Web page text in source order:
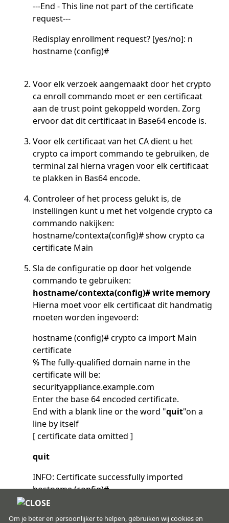
---End - This line not part of the certificate
request---
Redisplay enrollment request? [yes/no]: n
hostname (config)#
Voor elk verzoek aangemaakt door het crypto
ca enroll commando moet er een certificaat
aan de trust point gekoppeld worden. Zorg
ervoor dat dit certificaat in Base64 encode is.
Voor elk certificaat van het CA dient u het
crypto ca import commando te gebruiken, de
terminal zal hierna vragen voor elk certificaat
te plakken in Bas64 encode.
Controleer of het process gelukt is, de
instellingen kunt u met het volgende crypto ca
commando nakijken:
hostname/contexta(config)# show crypto ca
certificate Main
Sla de configuratie op door het volgende
commando te gebruiken:
hostname/contexta(config)# write memory
Hierna moet voor elk certificaat dit handmatig
moeten worden ingevoerd:
hostname (config)# crypto ca import Main
certificate
% The fully-qualified domain name in the
certificate will be:
securityappliance.example.com
Enter the base 64 encoded certificate.
End with a blank line or the word "quit"on a
line by itself
[ certificate data omitted ]
quit
INFO: Certificate successfully imported
hostname (config)#
Hierna is de installatie compleet.
Om je beter en persoonlijker te helpen, gebruiken wij cookies en